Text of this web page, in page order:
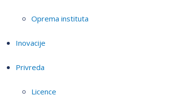
Oprema instituta
Inovacije
Privreda
Licence